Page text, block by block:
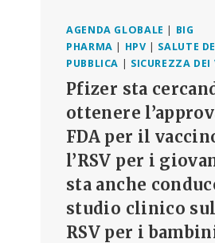
AGENDA GLOBALE | BIG
PHARMA | HPV | SALUTE
PUBBLICA | SICUREZZA DEI
Pfizer sta
ottenere
FDA per il
l’RSV per i
sta anche
studio clinico
RSV per i